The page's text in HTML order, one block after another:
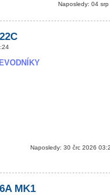
Naposledy: 04
Naposledy: 30 črc 2026
MK1